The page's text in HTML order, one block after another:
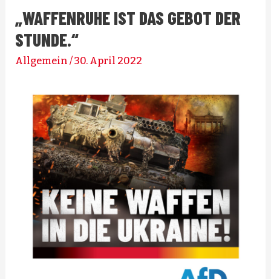
„WAFFENRUHE IST DAS GEBOT DER
STUNDE.“
Allgemein /30. April 2022